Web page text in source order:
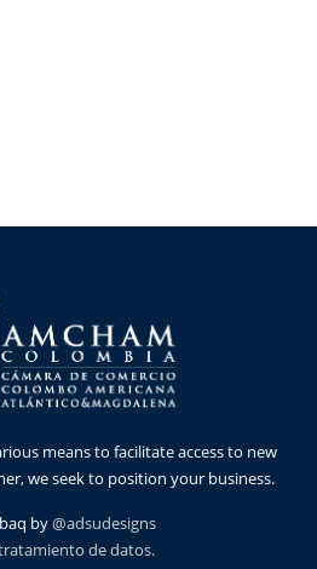
means to facilitate access to new
we seek to position your business.
by@adsudesigns
de datos.